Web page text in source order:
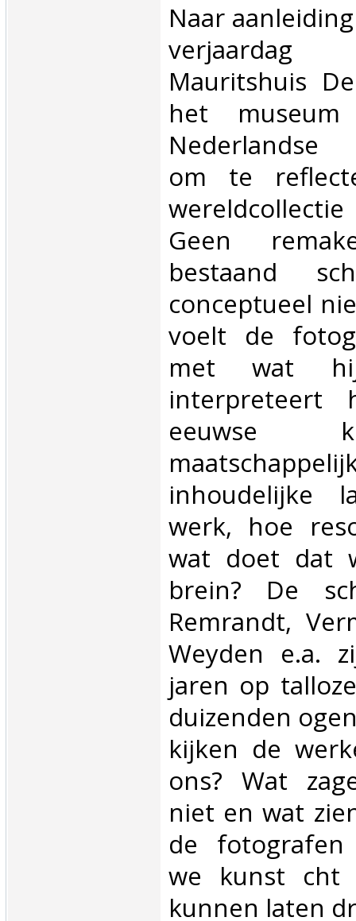
‎Naar
Mauritshuis
het
Nederlandse
om te
Geen
bestaand
conceptueel
voelt de
met wat
interpreteert
eeuwse
inhoudelijke
werk, hoe
wat doet dat
brein? De
Remrandt,
Weyden e.a.
jaren op
duizenden
kijken de
ons? Wat
niet en wat
de fotografen
we kunst
kunnen laten